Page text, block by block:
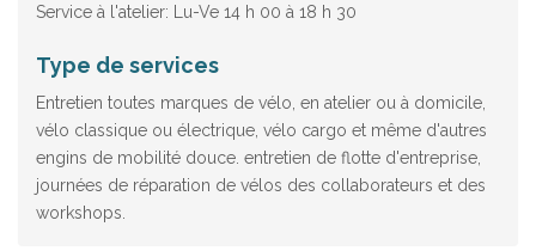
Service à l'atelier: Lu-Ve 14 h 00 à 18 h 30
Type de services
Entretien toutes marques de vélo, en atelier ou à domicile,
vélo classique ou électrique, vélo cargo et même d'autres
engins de mobilité douce. entretien de flotte d'entreprise,
journées de réparation de vélos des collaborateurs et des
workshops.